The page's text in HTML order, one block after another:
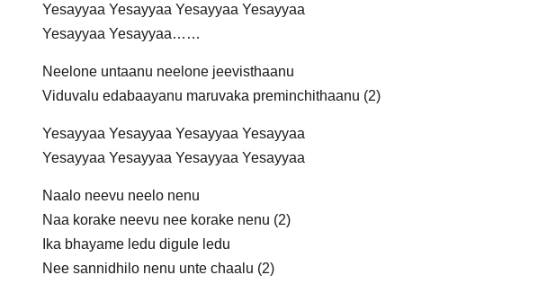
Yesayyaa Yesayyaa Yesayyaa Yesayyaa
Yesayyaa Yesayyaa……
Neelone untaanu neelone jeevisthaanu
Viduvalu edabaayanu maruvaka preminchithaanu (2)
Yesayyaa Yesayyaa Yesayyaa Yesayyaa
Yesayyaa Yesayyaa Yesayyaa Yesayyaa
Naalo neevu neelo nenu
Naa korake neevu nee korake nenu (2)
Ika bhayame ledu digule ledu
Nee sannidhilo nenu unte chaalu (2)